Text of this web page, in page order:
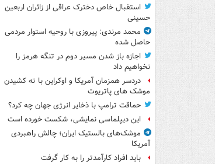
استقبال خاص دخترک عراقی از زائران اربعین
حسینی
محمد مرندی: پیروزی با روحیه استوار مردمی
حاصل شده
اجازه باز شدن مسیر دوم در تنگه هرمز را
نخواهیم داد
دردسر همزمان آمریکا و اوکراین با ته کشیدن
موشک های پاتریوت
حماقت ترامپ با ذخایر انرژی جهان چه کرد؟
این دیپلماسی نمایشی، شکست خورده است
موشک‌های بالستیک ایران؛ چالش راهبردی
آمریکا
باید افراد کارآمدتر را به کار گرفت